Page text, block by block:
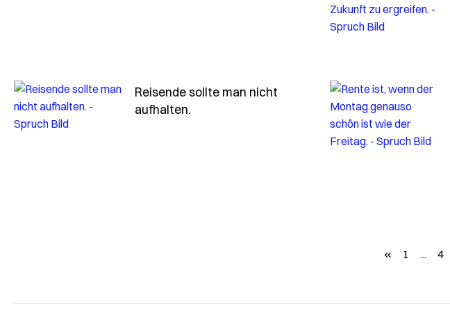
Reisende sollte man nicht
aufhalten. - Spruch reisende-sollte-man-nicht-aufhalten
« zurück
1 ... 4